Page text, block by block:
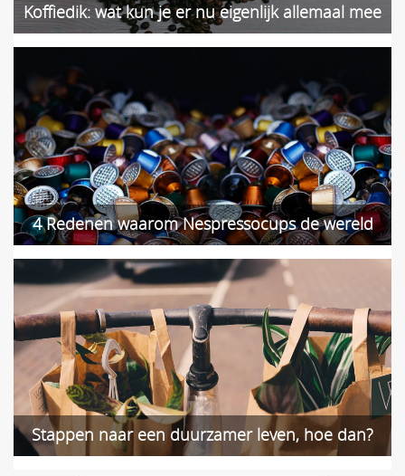
Koffiedik: wat kun je er nu eigenlijk allemaal mee
doen?
4 Redenen waarom Nespressocups de wereld
kapot maken
Stappen naar een duurzamer leven, hoe dan?